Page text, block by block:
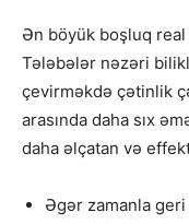
Ən böyük boşluq real
Tələbələr nəzəri
çevirməkdə çətinlik
arasında daha sıx
daha əlçatan və
Əgər zamanla geri